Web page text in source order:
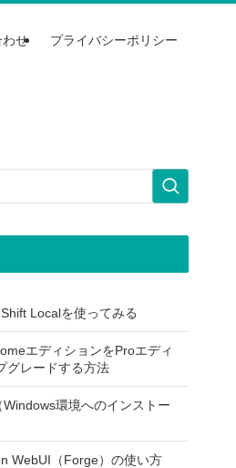
わせ プライバシーポリシー
Localを使ってみる
エディションをProエディ
グレードする方法
環境へのインストー
WebUI（Forge）の使い方